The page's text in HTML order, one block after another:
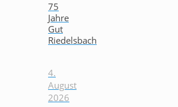
75
Jahre
Gut
Riedelsbach
4.
August
2026